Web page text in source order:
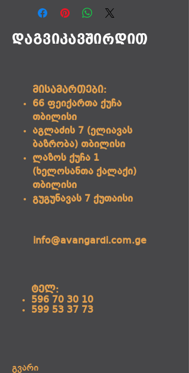
დაგვიკავშირდით
მისამართები:
66 ფეიქართა ქუჩა
თბილისი
აგლაძის 7 (ელიავას
ბაზრობა) თბილისი
ლაზოს ქუჩა 1
(ხელოსანთა ქალაქი)
თბილისი
გუგუნავას 7 ქუთაისი
info@avangardi.com.ge
ტელ:
596 70 30 10
599 53 37 73
გვარი